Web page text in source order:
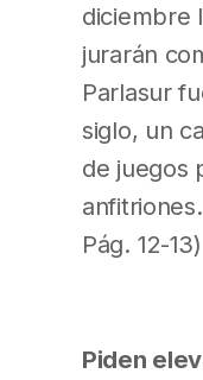
diciembre
jurarán
Parlasur
siglo, un
de juegos
Pág. 12-13)
Piden